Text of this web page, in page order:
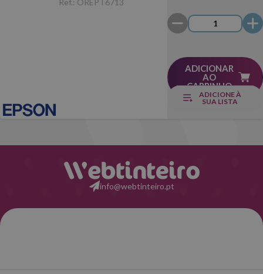
ADICIONAR
AO
CARRINHO
ADICIONE À
SUA LISTA
info@webtinteiro.pt